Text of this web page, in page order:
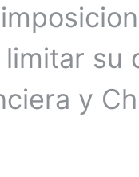
y